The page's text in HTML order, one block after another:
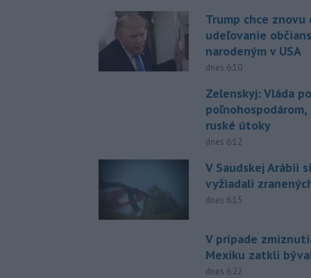
Trump chce
udeľovanie
narodeným v USA
dnes 6:10
Zelenskyj: Vláda
ruské útoky
dnes 6:12
V Saudskej Arábii
vyžiadali
dnes 6:15
V prípade
Mexiku zatkli
dnes 6:22